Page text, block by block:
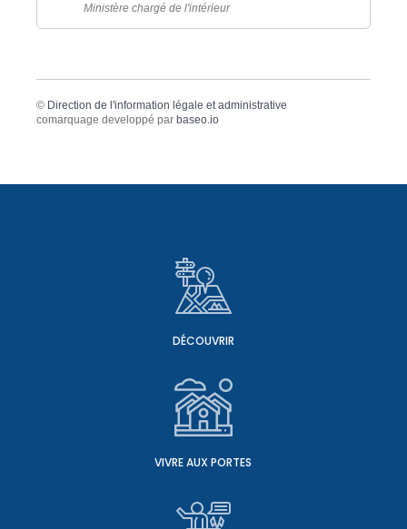
Ministère chargé de l'intérieur
© Direction de l'information légale et administrative
comarquage developpé par baseo.io
DÉCOUVRIR
VIVRE AUX PORTES